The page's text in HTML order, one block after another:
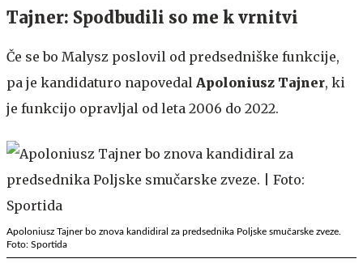
Tajner: Spodbudili so me k vrnitvi
Če se bo Malysz poslovil od predsedniške funkcije,
pa je kandidaturo napovedal Apoloniusz Tajner, ki
je funkcijo opravljal od leta 2006 do 2022.
Apoloniusz Tajner bo znova kandidiral za predsednika Poljske smučarske zveze.
Foto: Sportida